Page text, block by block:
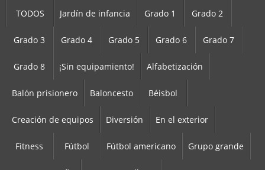
TODOS Jardín de infancia Grado 1 Grado 2
Grado 3 Grado 4 Grado 5 Grado 6 Grado 7
Grado 8 ¡Sin equipamiento! Alfabetización
Balón prisionero Baloncesto Béisbol
Creación de equipos Diversión En el exterior
Fitness Fútbol Fútbol americano Grupo grande